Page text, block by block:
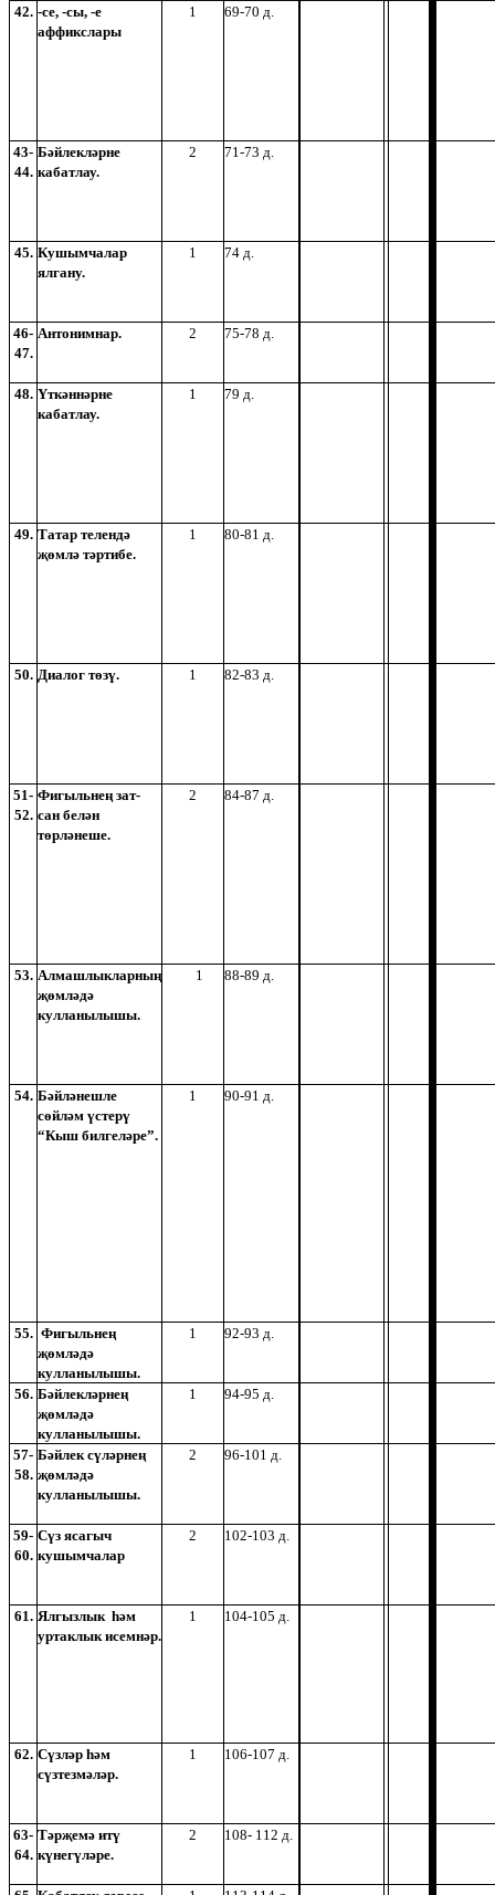
42. -се, -сы, -е
аффикслары
1 69-70 д.
43-
44.
Бәйлекләрне
кабатлау.
2 71-73 д.
45. Кушымчалар
ялгану.
1 74 д.
46-
47.
Антонимнар. 2 75-78 д.
48. Үткәннәрне
кабатлау.
1 79 д.
49. Татар телендә
җөмлә тәртибе.
1 80-81 д.
50. Диалог төзү. 1 82-83 д.
51-
52.
Фигыльнең зат-
сан белән
төрләнеше.
2 84-87 д.
53. Алмашлыкларның
җөмләдә
кулланылышы.
1 88-89 д.
54. Бәйләнешле
сөйләм үстерү
“Кыш билгеләре”.
1 90-91 д.
55. Фигыльнең
җөмләдә
кулланылышы.
1 92-93 д.
56. Бәйлекләрнең
җөмләдә
кулланылышы.
1 94-95 д.
57-
58.
Бәйлек сүләрнең
җөмләдә
кулланылышы.
2 96-101 д.
59-
60.
Сүз ясагыч
кушымчалар
2 102-103 д.
61. Ялгызлык һәм
уртаклык исемнәр.
1 104-105 д.
62. Сүзләр һәм
сүзтезмәләр.
1 106-107 д.
63-
64.
Тәрҗемә итү
күнегүләре.
2 108- 112 д.